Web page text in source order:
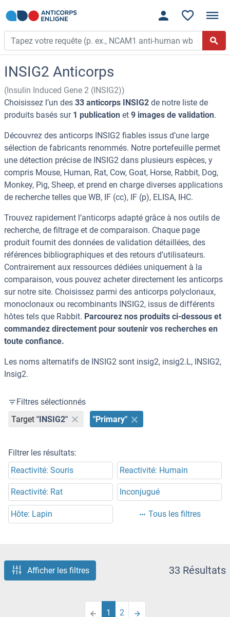
INSIG2 Anticorps
(Insulin Induced Gene 2 (INSIG2))
Choisissez l’un des 33 anticorps INSIG2 de notre liste de
produits basés sur 1 publication et 9 images de validation.
Découvrez des anticorps INSIG2 fiables issus d’une large
sélection de fabricants renommés. Notre portefeuille permet
une détection précise de INSIG2 dans plusieurs espèces, y
compris Mouse, Human, Rat, Cow, Goat, Horse, Rabbit, Dog,
Monkey, Pig, Sheep, et prend en charge diverses applications
de recherche telles que WB, IF (cc), IF (p), ELISA, IHC.
Trouvez rapidement l’anticorps adapté grâce à nos outils de
recherche, de filtrage et de comparaison. Chaque page
produit fournit des données de validation détaillées, des
références bibliographiques et des retours d’utilisateurs.
Contrairement aux ressources dédiées uniquement à la
comparaison, vous pouvez acheter directement les anticorps
sur notre site. Choisissez parmi des anticorps polyclonaux,
monoclonaux ou recombinants INSIG2, issus de différents
hôtes tels que Rabbit. Parcourez nos produits ci-dessous et
commandez directement pour soutenir vos recherches en
toute confiance.
Les noms alternatifs de INSIG2 sont insig2, insig2.L, INSIG2,
Insig2.
Filtres sélectionnés
Target "INSIG2" "Primary"
Filtrer les résultats:
Reactivité: Souris
Reactivité: Humain
Reactivité: Rat Inconjugué
Hôte: Lapin Tous les filtres
Afficher les filtres 33 Résultats
1 2